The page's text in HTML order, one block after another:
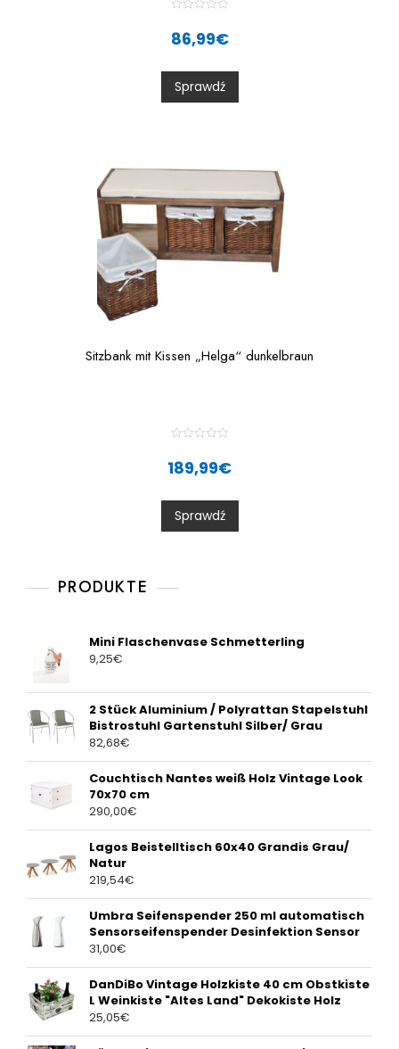
a
t
0
o
u
t
86,99€
Sprawdź
Sitzbank mit Kissen „Helga“ dunkelbraun
0
o
u
t
189,99€
Sprawdź
PRODUKTE
Mini Flaschenvase Schmetterling
9,25€
2 Stück Aluminium / Polyrattan Stapelstuhl
Bistrostuhl Gartenstuhl Silber/ Grau
82,68€
Couchtisch Nantes weiß Holz Vintage Look
70x70 cm
290,00€
Lagos Beistelltisch 60x40 Grandis Grau/
Natur
219,54€
Umbra Seifenspender 250 ml automatisch
Sensorseifenspender Desinfektion Sensor
31,00€
DanDiBo Vintage Holzkiste 40 cm Obstkiste
L Weinkiste "Altes Land" Dekokiste Holz
25,05€